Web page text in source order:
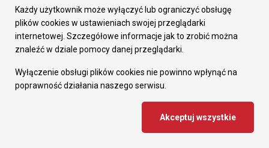
Poszukiwani właściciele rowerów
Każdy użytkownik może wyłączyć lub ograniczyć obsługę
plików cookies w ustawieniach swojej przeglądarki
internetowej. Szczegółowe informacje jak to zrobić można
znaleźć w dziale pomocy danej przeglądarki.
Wyłączenie obsługi plików cookies nie powinno wpłynąć na
poprawność działania naszego serwisu.
Akceptuj wszystkie